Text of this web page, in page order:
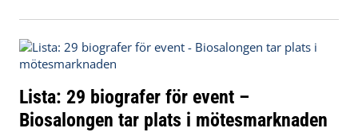
Lista: 29 biografer för event –
Biosalongen tar plats i mötesmarknaden